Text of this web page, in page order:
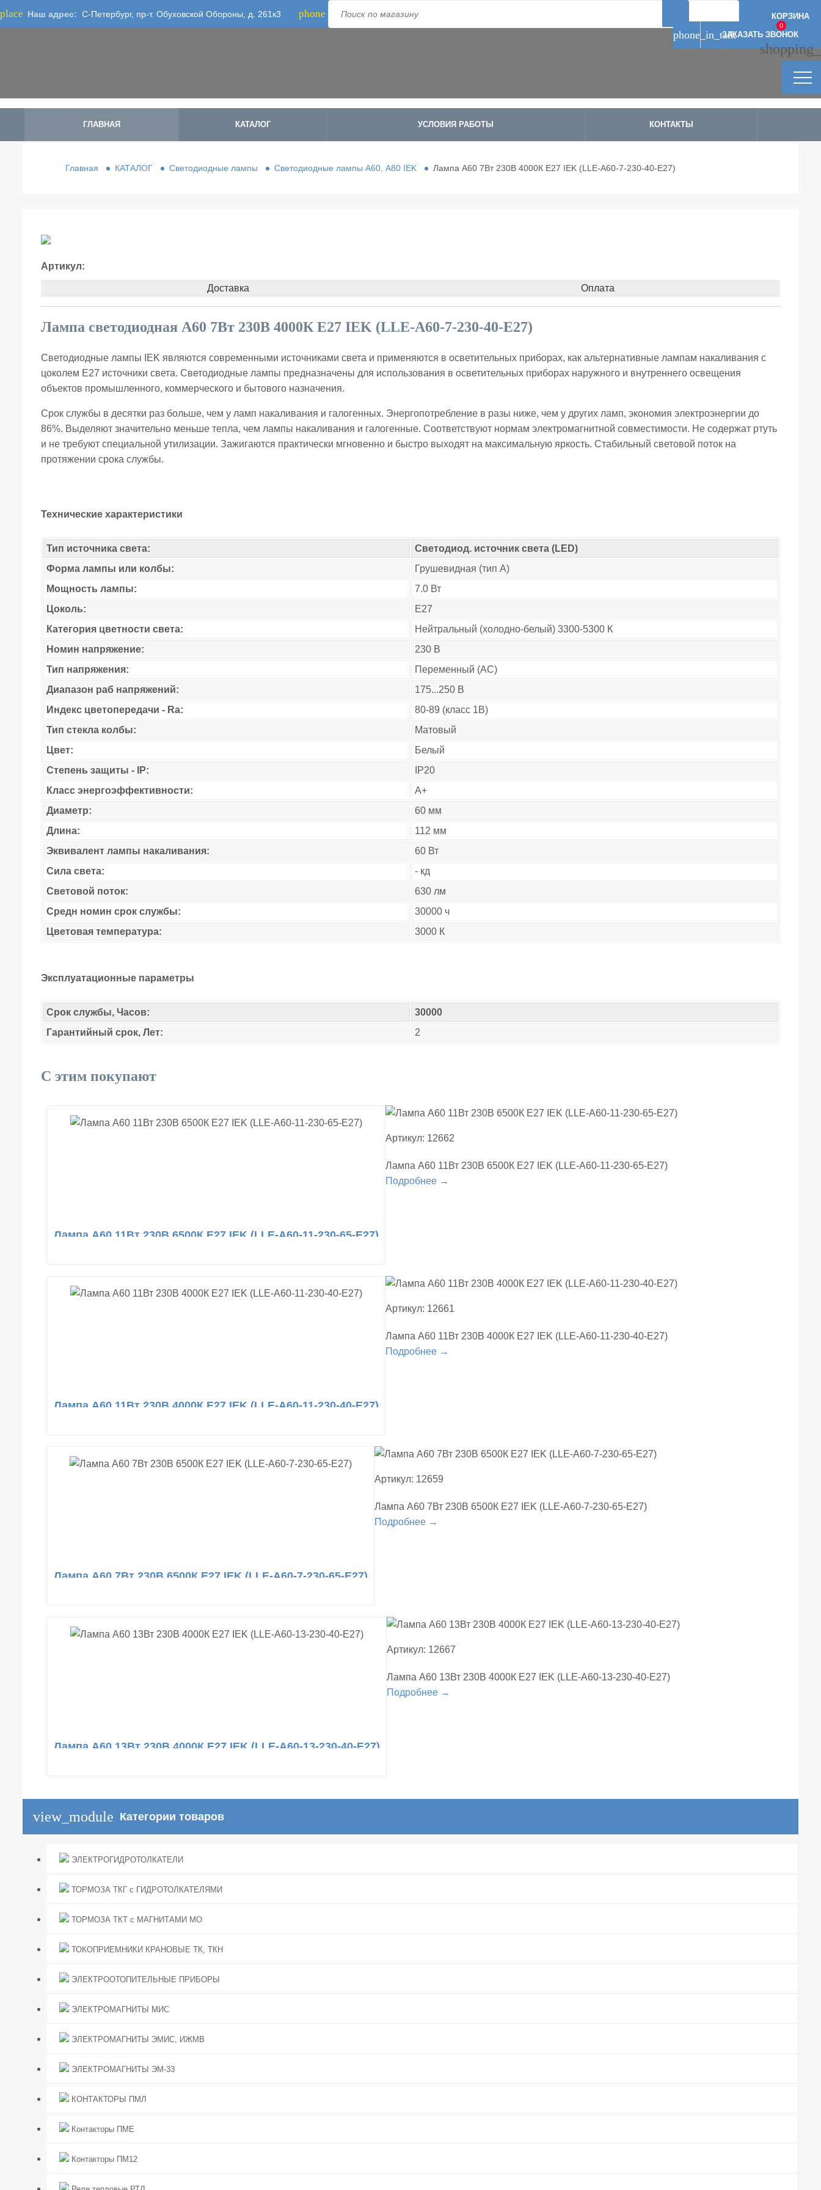
place Наш адрес: С-Петербург, пр-т. Обуховской Обороны, д. 261к3 phone Телефон: 8-800-500-1973
phone_in_talkЗАКАЗАТЬ ЗВОНОК
ГЛАВНАЯ КАТАЛОГ УСЛОВИЯ РАБОТЫ КОНТАКТЫ
КОРЗИНА
0
Главная КАТАЛОГ Светодиодные лампы Светодиодные лампы A60, А80 IEK Лампа A60 7Вт 230В 4000К E27 IEK (LLE-A60-7-230-40-E27)
Артикул:
Доставка Оплата
Лампа светодиодная A60 7Вт 230В 4000К E27 IEK (LLE-A60-7-230-40-E27)
Светодиодные лампы IEK являются современными источниками света и применяются в осветительных приборах, как альтернативные лампам накаливания с
цоколем Е27 источники света. Светодиодные лампы предназначены для использования в осветительных приборах наружного и внутреннего освещения
объектов промышленного, коммерческого и бытового назначения.
Срок службы в десятки раз больше, чем у ламп накаливания и галогенных. Энергопотребление в разы ниже, чем у других ламп, экономия электроэнергии до
86%. Выделяют значительно меньше тепла, чем лампы накаливания и галогенные. Соответствуют нормам электромагнитной совместимости. Не содержат ртуть
и не требуют специальной утилизации. Зажигаются практически мгновенно и быстро выходят на максимальную яркость. Стабильный световой поток на
протяжении срока службы.
Технические характеристики
Тип источника света:
Светодиод. источник света (LED)
Форма лампы или колбы:
Грушевидная (тип A)
Мощность лампы:
7.0 Вт
Цоколь:
E27
Категория цветности света:
Нейтральный (холодно-белый) 3300-5300 К
Номин напряжение:
230 В
Тип напряжения:
Переменный (AC)
Диапазон раб напряжений:
175...250 В
Индекс цветопередачи - Ra:
80-89 (класс 1B)
Тип стекла колбы:
Матовый
Цвет:
Белый
Степень защиты - IP:
IP20
Класс энергоэффективности:
A+
Диаметр:
60 мм
Длина:
112 мм
Эквивалент лампы накаливания:
60 Вт
Сила света:
- кд
Световой поток:
630 лм
Средн номин срок службы:
30000 ч
Цветовая температура:
3000 К
Эксплуатационные параметры
Срок службы, Часов:
30000
Гарантийный срок, Лет:
2
С этим покупают
Лампа A60 11Вт 230В 6500К E27 IEK (LLE-A60-11-230-65-E27)
Артикул: 12662
Лампа A60 11Вт 230В 6500К E27 IEK (LLE-A60-11-230-65-E27)
Подробнее →
Лампа A60 11Вт 230В 4000К E27 IEK (LLE-A60-11-230-40-E27)
Артикул: 12661
Лампа A60 11Вт 230В 4000К E27 IEK (LLE-A60-11-230-40-E27)
Подробнее →
Лампа A60 7Вт 230В 6500К E27 IEK (LLE-A60-7-230-65-E27)
Артикул: 12659
Лампа A60 7Вт 230В 6500К E27 IEK (LLE-A60-7-230-65-E27)
Подробнее →
Лампа A60 13Вт 230В 4000К E27 IEK (LLE-A60-13-230-40-E27)
Артикул: 12667
Лампа A60 13Вт 230В 4000К E27 IEK (LLE-A60-13-230-40-E27)
Подробнее →
view_module Категории товаров
ЭЛЕКТРОГИДРОТОЛКАТЕЛИ
ТОРМОЗА ТКГ с ГИДРОТОЛКАТЕЛЯМИ
ТОРМОЗА ТКТ с МАГНИТАМИ МО
ТОКОПРИЕМНИКИ КРАНОВЫЕ ТК, ТКН
ЭЛЕКТРООТОПИТЕЛЬНЫЕ ПРИБОРЫ
ЭЛЕКТРОМАГНИТЫ МИС
ЭЛЕКТРОМАГНИТЫ ЭМИС, ИЖМВ
ЭЛЕКТРОМАГНИТЫ ЭМ-33
КОНТАКТОРЫ ПМЛ
Контакторы ПМЕ
Контакторы ПМ12